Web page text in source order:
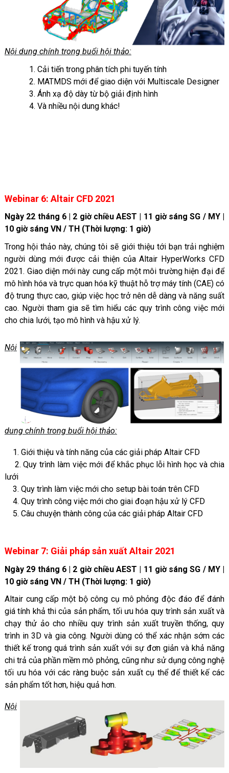
Nội dung chính trong buổi hội thảo:
1. Cải tiến trong phân tích phi tuyến tính
2. MATMDS mới để giao diện với Multiscale Designer
3. Ánh xạ độ dày từ bộ giải định hình
4. Và nhiều nội dung khác!
Webinar 6: Altair CFD 2021
Ngày 22 tháng 6 | 2 giờ chiều AEST | 11 giờ sáng SG / MY |
10 giờ sáng VN / TH (Thời lượng: 1 giờ)
Trong hội thảo này, chúng tôi sẽ giới thiệu tới bạn trải nghiệm
người dùng mới được cải thiện của Altair HyperWorks CFD
2021. Giao diện mới này cung cấp một môi trường hiện đại để
mô hình hóa và trực quan hóa kỹ thuật hỗ trợ máy tính (CAE) có
độ trung thực cao, giúp việc học trở nên dễ dàng và năng suất
cao. Người tham gia sẽ tìm hiểu các quy trình công việc mới
cho chia lưới, tạo mô hình và hậu xử lý.
Nội
dung chính trong buổi hội thảo:
1. Giới thiệu và tính năng của các giải pháp Altair CFD
2. Quy trình làm việc mới để khắc phục lỗi hình học và chia
lưới
3. Quy trình làm việc mới cho setup bài toán trên CFD
4. Quy trình công việc mới cho giai đoạn hậu xử lý CFD
5. Câu chuyện thành công của các giải pháp Altair CFD
Webinar 7: Giải pháp sản xuất Altair 2021
Ngày 29 tháng 6 | 2 giờ chiều AEST | 11 giờ sáng SG / MY |
10 giờ sáng VN / TH (Thời lượng: 1 giờ)
Altair cung cấp một bộ công cụ mô phỏng độc đáo để đánh
giá tính khả thi của sản phẩm, tối ưu hóa quy trình sản xuất và
chạy thử ảo cho nhiều quy trình sản xuất truyền thống, quy
trình in 3D và gia công. Người dùng có thể xác nhận sớm các
thiết kế trong quá trình sản xuất với sự đơn giản và khả năng
chi trả của phần mềm mô phỏng, cũng như sử dụng công nghệ
tối ưu hóa với các ràng buộc sản xuất cụ thể để thiết kế các
sản phẩm tốt hơn, hiệu quả hơn.
Nội